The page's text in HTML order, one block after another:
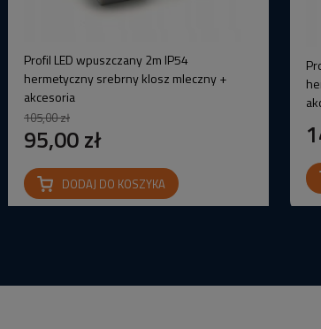
Profil LED wpuszczany 2m IP54
hermetyczny srebrny klosz mleczny +
akcesoria
105,00 zł
95,00 zł
DODAJ DO KOSZYKA